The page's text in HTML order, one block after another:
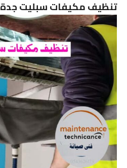
تنظيف مكيفات سبليت جدة